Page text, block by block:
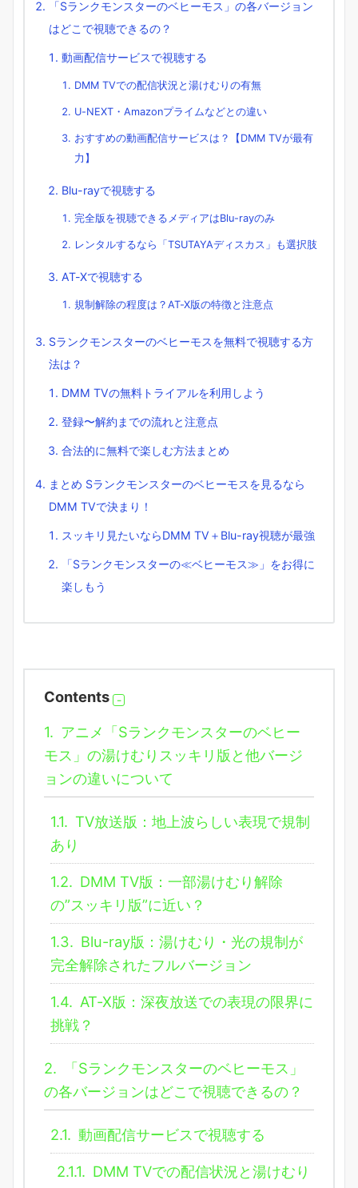
「Sランクモンスターのベヒーモス」の各バージョン
はどこで視聴できるの？
動画配信サービスで視聴する
DMM TVでの配信状況と湯けむりの有無
U-NEXT・Amazonプライムなどとの違い
おすすめの動画配信サービスは？【DMM TVが最有
力】
Blu-rayで視聴する
完全版を視聴できるメディアはBlu-rayのみ
レンタルするなら「TSUTAYAディスカス」も選択肢
AT-Xで視聴する
規制解除の程度は？AT-X版の特徴と注意点
Sランクモンスターのベヒーモスを無料で視聴する方
法は？
DMM TVの無料トライアルを利用しよう
登録〜解約までの流れと注意点
合法的に無料で楽しむ方法まとめ
まとめ Sランクモンスターのベヒーモスを見るなら
DMM TVで決まり！
スッキリ見たいならDMM TV＋Blu-ray視聴が最強
「Sランクモンスターの≪ベヒーモス≫」をお得に
楽しもう
Contents
1. アニメ「Sランクモンスターのベヒー
モス」の湯けむりスッキリ版と他バージ
ョンの違いについて
1.1. TV放送版：地上波らしい表現で規制
あり
1.2. DMM TV版：一部湯けむり解除
の”スッキリ版”に近い？
1.3. Blu-ray版：湯けむり・光の規制が
完全解除されたフルバージョン
1.4. AT-X版：深夜放送での表現の限界に
挑戦？
2.
「Sランクモンスターのベヒーモス」
の各バージョンはどこで視聴できるの？
2.1. 動画配信サービスで視聴する
2.1.1. DMM TVでの配信状況と湯けむり